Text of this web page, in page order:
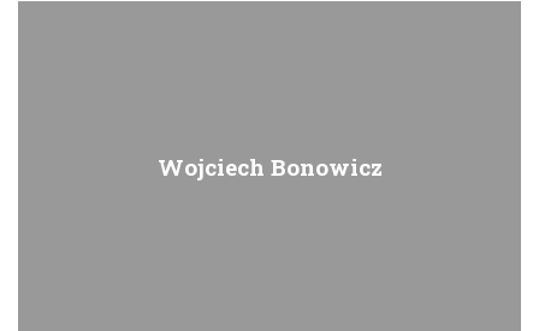
Wojciech Bonowicz